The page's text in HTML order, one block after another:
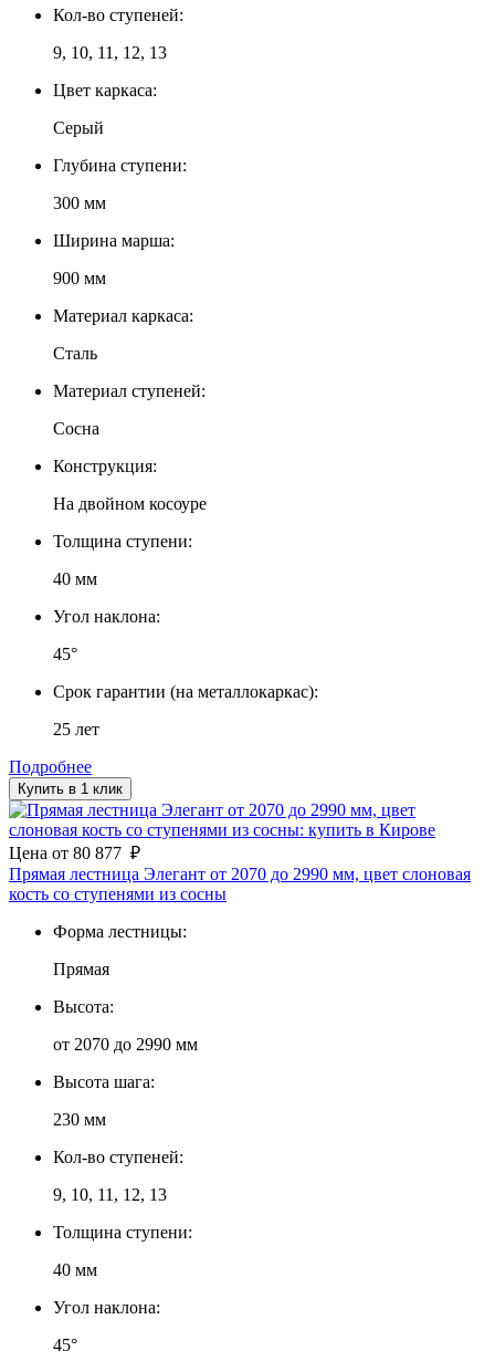
Кол-во ступеней:
9, 10, 11, 12, 13
Цвет каркаса:
Серый
Глубина ступени:
300 мм
Ширина марша:
900 мм
Материал каркаса:
Сталь
Материал ступеней:
Сосна
Конструкция:
На двойном косоуре
Толщина ступени:
40 мм
Угол наклона:
45°
Срок гарантии (на металлокаркас):
25 лет
Подробнее
Купить в 1 клик
Цена от 80 877 ₽
Прямая лестница Элегант от 2070 до 2990 мм, цвет слоновая
кость со ступенями из сосны
Форма лестницы:
Прямая
Высота:
от 2070 до 2990 мм
Высота шага:
230 мм
Кол-во ступеней:
9, 10, 11, 12, 13
Толщина ступени:
40 мм
Угол наклона:
45°